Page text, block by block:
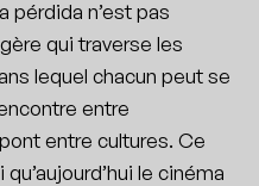
pérdida n’est pas
qui traverse les
lequel chacun peut se
entre
entre cultures. Ce
le cinéma